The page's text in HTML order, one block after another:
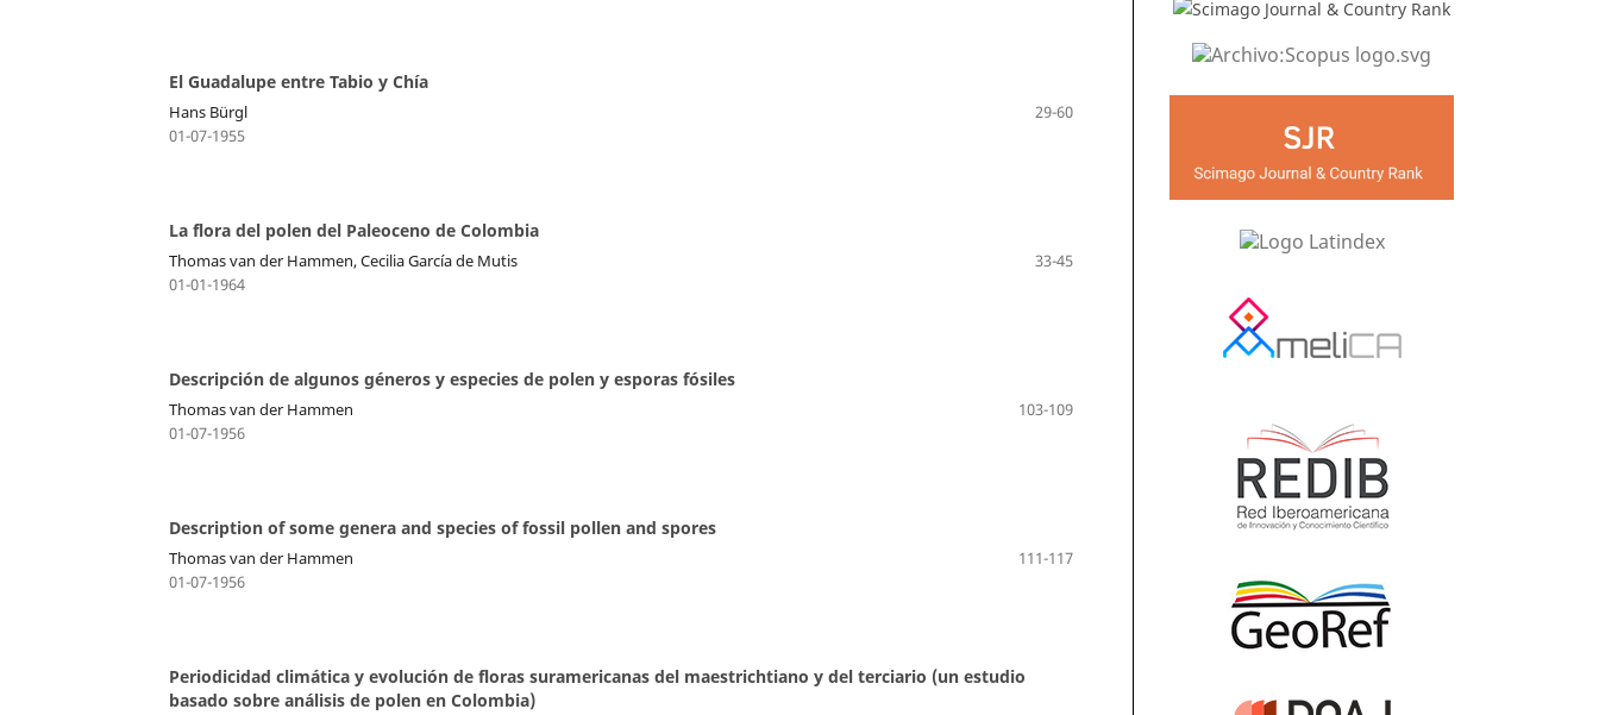
El Guadalupe entre Tabio y Chía
Hans Bürgl
29-60
01-07-1955
La flora del polen del Paleoceno de Colombia
Thomas van der Hammen, Cecilia García de Mutis
33-45
01-01-1964
Descripción de algunos géneros y especies de polen y esporas fósiles
Thomas van der Hammen
103-109
01-07-1956
Description of some genera and species of fossil pollen and spores
Thomas van der Hammen
111-117
01-07-1956
Periodicidad climática y evolución de floras suramericanas del maestrichtiano y del terciario (un estudio
basado sobre análisis de polen en Colombia)